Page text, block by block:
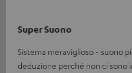
Super Suono
Sistema meraviglioso - suono
deduzione perché non ci sono